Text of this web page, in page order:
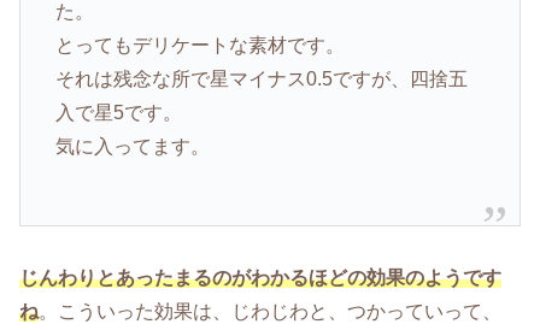
た。
とってもデリケートな素材です。
それは残念な所で星マイナス0.5ですが、四捨五
入で星5です。
気に入ってます。
じんわりとあったまるのがわかるほどの効果のようです
ね。こういった効果は、じわじわと、つかっていって、